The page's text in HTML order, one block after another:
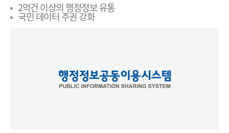
2억건 이상의 행정정보 유통
국민 데이터 주권 강화